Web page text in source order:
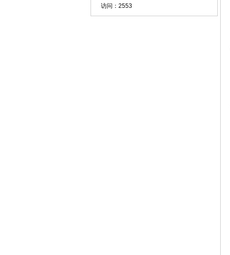
访问： 2553